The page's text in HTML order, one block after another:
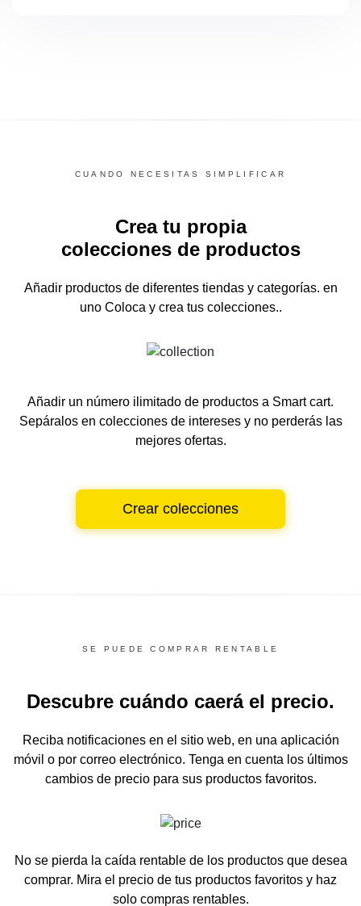
CUANDO NECESITAS SIMPLIFICAR
Crea tu propia
colecciones de productos
Añadir productos de diferentes tiendas y categorías. en
unoColoca y crea tus colecciones..
Añadir un número ilimitado de productos a Smart cart.
Sepáralos en colecciones de intereses y no perderás las
mejores ofertas.
Crear colecciones
SE PUEDE COMPRAR RENTABLE
Descubre cuándo caerá el precio.
Reciba notificaciones en el sitio web, en una aplicación
móvil o por correo electrónico. Tenga en cuenta los últimos
cambios de precio para sus productos favoritos.
No se pierda la caída rentable de los productos que desea
comprar. Mira el precio de tus productos favoritos y haz
solo compras rentables.